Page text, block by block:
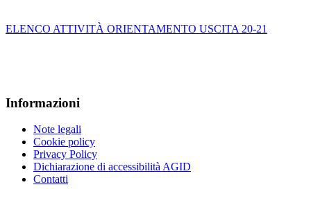
ELENCO ATTIVITÀ ORIENTAMENTO USCITA 20-21
Informazioni
Note legali
Cookie policy
Privacy Policy
Dichiarazione di accessibilità AGID
Contatti